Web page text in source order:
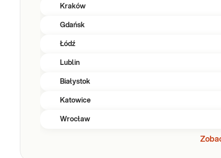
Kraków
Gdańsk
Łódź
Lublin
Białystok
Katowice
Wrocław